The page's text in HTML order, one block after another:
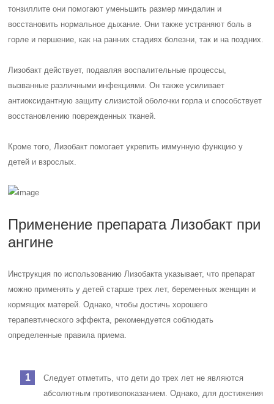
тонзиллите они помогают уменьшить размер миндалин и
восстановить нормальное дыхание. Они также устраняют боль в
горле и першение, как на ранних стадиях болезни, так и на поздних.
Лизобакт действует, подавляя воспалительные процессы,
вызванные различными инфекциями. Он также усиливает
антиоксидантную защиту слизистой оболочки горла и способствует
восстановлению поврежденных тканей.
Кроме того, Лизобакт помогает укрепить иммунную функцию у
детей и взрослых.
Применение препарата Лизобакт при
ангине
Инструкция по использованию Лизобакта указывает, что препарат
можно применять у детей старше трех лет, беременных женщин и
кормящих матерей. Однако, чтобы достичь хорошего
терапевтического эффекта, рекомендуется соблюдать
определенные правила приема.
Следует отметить, что дети до трех лет не являются
абсолютным противопоказанием. Однако, для достижения